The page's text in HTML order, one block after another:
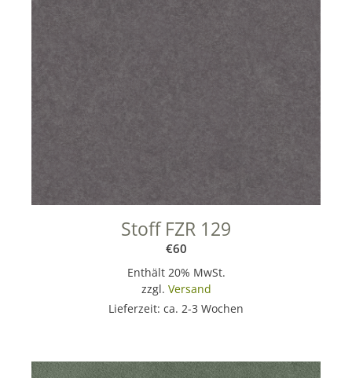
Stoff FZR 129
€60
Enthält 20% MwSt.
zzgl. Versand
Lieferzeit: ca. 2-3 Wochen